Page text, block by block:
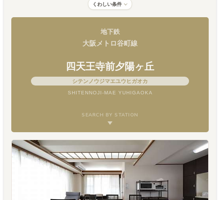
くわしい条件
地下鉄
大阪メトロ谷町線
四天王寺前夕陽ヶ丘
シテンノウジマエユウヒガオカ
SHITENNOJI-MAE YUHIGAOKA
SEARCH BY STATION